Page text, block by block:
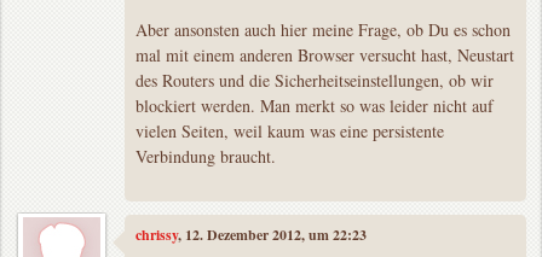
Aber ansonsten auch hier meine Frage, ob Du es schon
mal mit einem anderen Browser versucht hast, Neustart
des Routers und die Sicherheitseinstellungen, ob wir
blockiert werden. Man merkt so was leider nicht auf
vielen Seiten, weil kaum was eine persistente
Verbindung braucht.
chrissy, 12. Dezember 2012, um 22:23